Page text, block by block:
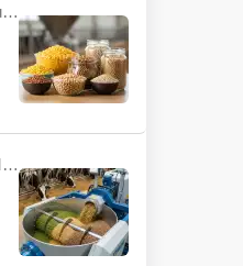
Leitfaden zur Mischfutterformulierung für Anfänger
Was ist die Total Mixed Ration (TMR) für Anfänger?